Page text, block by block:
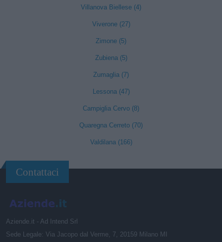
Villanova Biellese (4)
Viverone (27)
Zimone (5)
Zubiena (5)
Zumaglia (7)
Lessona (47)
Campiglia Cervo (8)
Quaregna Cerreto (70)
Valdilana (166)
Contattaci
Aziende.it - Ad Intend Srl
Sede Legale: Via Jacopo dal Verme, 7, 20159 Milano MI